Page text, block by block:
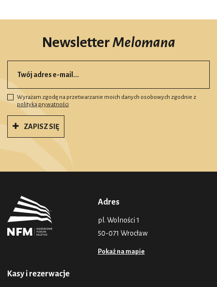
NewsletterMelomana
Wyrażam zgodę na przetwarzanie moich danych osobowych zgodnie z
polityką prywatności
ZAPISZ SIĘ
Adres
pl. Wolności 1
50-071 Wrocław
Pokaż na mapie
Kasy i rezerwacje